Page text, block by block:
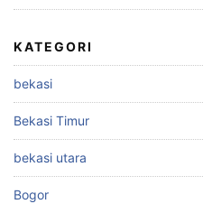
KATEGORI
bekasi
Bekasi Timur
bekasi utara
Bogor